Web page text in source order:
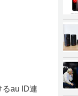
au ID連